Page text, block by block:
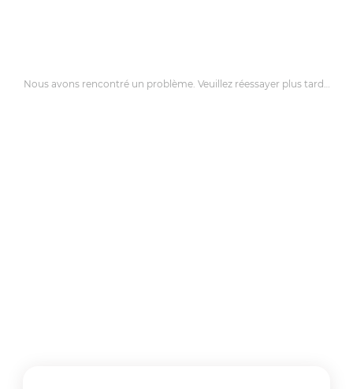
Nous avons rencontré un problème. Veuillez réessayer plus tard…